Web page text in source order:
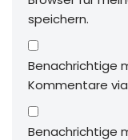
speichern.
Benachrichtige
Kommentare via
Benachrichtige